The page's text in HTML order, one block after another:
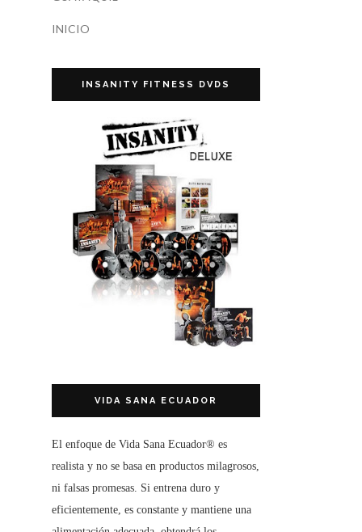
INICIO
INSANITY FITNESS DVDS
VIDA SANA ECUADOR
El enfoque de Vida Sana Ecuador® es
realista y no se basa en productos milagrosos,
ni falsas promesas. Si entrena duro y
eficientemente, es constante y mantiene una